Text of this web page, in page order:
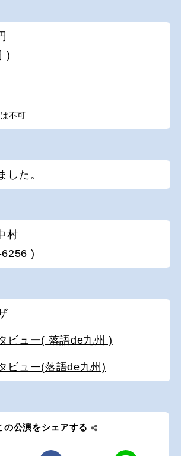
)
不可
した。
村
)
ビュー( 落語de九州 )
ビュー(落語de九州)
の公演をシェアする